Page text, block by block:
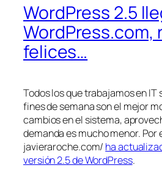
WordPress 2.5
WordPress.com,
felices…
Todos los que trabajamos en IT
fines de semana son el mejor
cambios en el sistema,
demanda es mucho menor. Por
javieraroche.com/ ha
versión 2.5 de WordPress.